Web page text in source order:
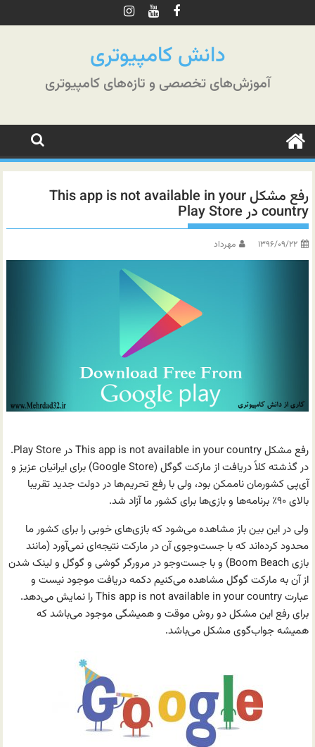
به
دانش کامپیوتری
آموزش‌های تخصصی و تازه‌های کامپیوتری
رفع مشکل This app is not available in your
country در Play Store
۱۳۹۶/۰۹/۲۲ مهرداد
رفع مشکل This app is not available in your country در Play Store.
در گذشته کلاً دریافت از مارکت گوگل (Google Store) برای ایرانیان عزیز و
آی‌پی کشورمان ناممکن بود، ولی با رفع تحریم‌ها در دولت جدید تقریبا
بالای ۹۰٪ برنامه‌ها و بازی‌ها برای کشور ما آزاد شد.
ولی در این بین باز مشاهده می‌شود که بازی‌های خوبی را برای کشور ما
محدود کرده‌اند که با جست‌و‌جوی آن در مارکت نتیجه‌ای نمی‌آورد (مانند
بازی Boom Beach) و با جست‌وجو در مرورگر گوشی و گوگل و لینک شدن
از آن به مارکت گوگل مشاهده می‌کنیم دکمه دریافت موجود نیست و
عبارت This app is not available in your country را نمایش می‌دهد.
برای رفع این مشکل دو روش موقت و همیشگی موجود می‌باشد که
همیشه جواب‌گوی مشکل می‌باشد.